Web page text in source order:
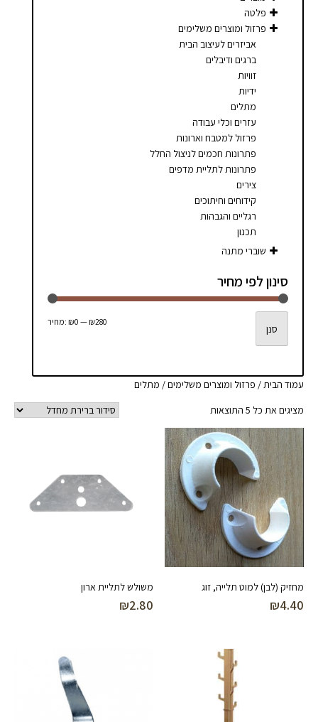
font_download סמן קישורים
פלטה
פרזול ומוצרים משלימים
אביזרים לעיצוב הבית
ברגים ודיבלים
זוויות
ידיות
מתלים
עזרים וכלי עבודה
פרזול למטבח וארונות
פתרונות חכמים לניצול החלל
פתרונות לתליית מדפים
צירים
קידוחים וחיתוכים
רגליים והגבהות
תכנון
שוברי מתנה
סינון לפי מחיר
מחיר
מחיר
סנן
מחיר:₪0—₪280
עמוד הבית/ פרזול ומוצרים משלימים/ מתלים
מציגים את כל ⁦5⁩ התוצאות
מחזיק (לבן) למוט תלייה, זוג
₪4.40
משולש לתליית ארון
₪2.80